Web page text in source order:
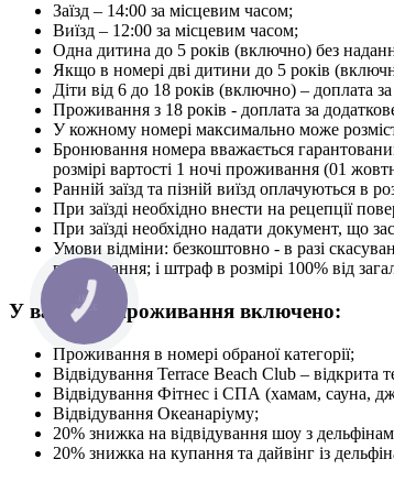
Заїзд – 14:00 за місцевим часом;
Виїзд – 12:00 за місцевим часом;
Одна дитина до 5 років (включно) без
Якщо в номері дві дитини до 5 років
Діти від 6 до 18 років (включно) – доплата
Проживання з 18 років - доплата за
У кожному номері максимально може
Бронювання номера вважається
розмірі вартості 1 ночі проживання (01
Ранній заїзд та пізній виїзд оплачуються в
При заїзді необхідно внести на рецепції
При заїзді необхідно надати документ, що
Умови відміни: безкоштовно - в разі
проживання; і штраф в розмірі 100% від
У вартість проживання включено:
Проживання в номері обраної категорії;
Відвідування Terrace Beach Club – відкрита
Відвідування Фітнес і СПА (хамам, сауна,
Відвідування Океанаріуму;
20% знижка на відвідування шоу з
20% знижка на купання та дайвінг із